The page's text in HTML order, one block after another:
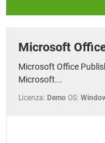
Microsoft
Microsoft Office
Microsoft...
Licenza: Demo OS: